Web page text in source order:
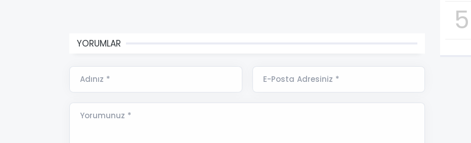
YORUMLAR
Adınız * E-Posta Adresiniz *
Yorumunuz *
5